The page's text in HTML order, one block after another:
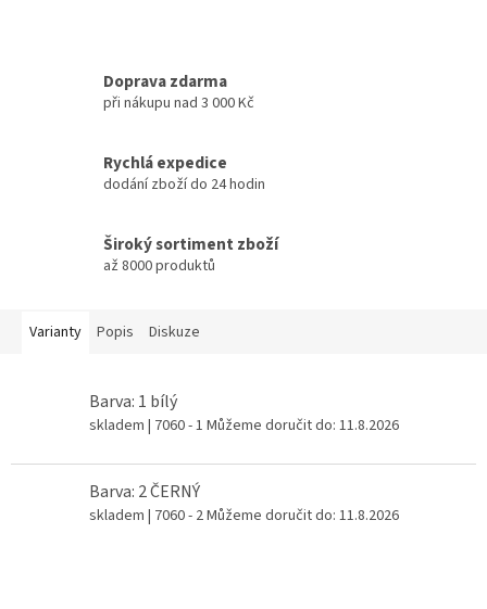
Doprava zdarma
při nákupu nad 3 000 Kč
Rychlá expedice
dodání zboží do 24 hodin
Široký sortiment zboží
až 8000 produktů
Varianty Popis Diskuze
Barva: 1 bílý
skladem | 7060 - 1 Můžeme doručit do: 11.8.2026
Barva: 2 ČERNÝ
skladem | 7060 - 2Můžeme doručit do: 11.8.2026